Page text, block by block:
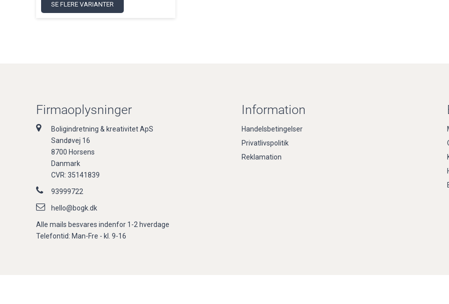
SE FLERE VARIANTER
Firmaoplysninger
Boligindretning & kreativitet ApS
Sandøvej 16
8700 Horsens
Danmark
CVR: 35141839
93999722
hello@bogk.dk
Alle mails besvares indenfor 1-2 hverdage
Telefontid: Man-Fre - kl. 9-16
Information
Handelsbetingelser
Privatlivspolitik
Reklamation